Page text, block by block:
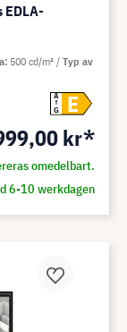
A
G
E
kr*
omedelbart.
6-10 werkdagen
500 cd/m²
Typ av